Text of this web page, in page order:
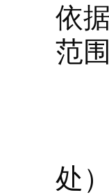
依
范
（
处